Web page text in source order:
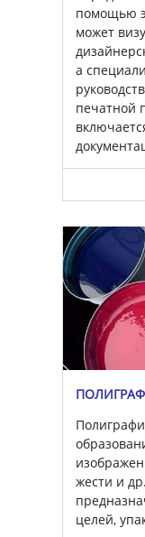
помощью
может
а
печатной
жести и
целей,